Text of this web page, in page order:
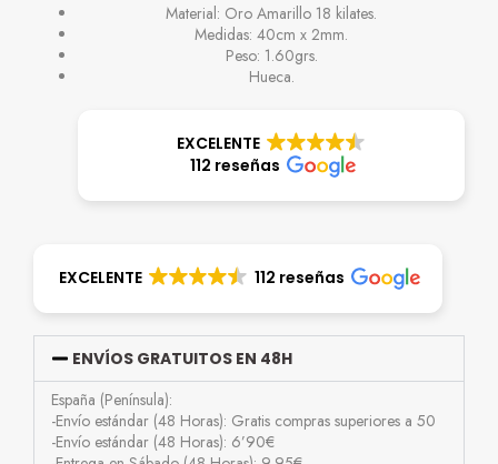
Material: Oro Amarillo 18 kilates.
Medidas: 40cm x 2mm.
Peso: 1.60grs.
Hueca.
EXCELENTE
112 reseñas
EXCELENTE 112 reseñas
ENVÍOS GRATUITOS EN 48H
España (Península):
-Envío estándar (48 Horas): Gratis compras superiores a 50
-Envío estándar (48 Horas): 6’90€